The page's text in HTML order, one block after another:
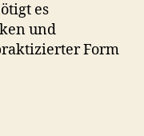
es
und
Form